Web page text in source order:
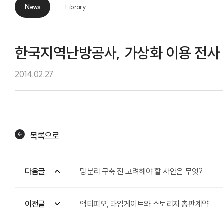
News Library
한국지역난방공사, 가상화 이용 전
2014.02.27
목록으로
다음글 망분리 구축 전 고려해야 할 사안은 무엇?
이전글 액티피오, 타임게이트와 스토리지 총판계약